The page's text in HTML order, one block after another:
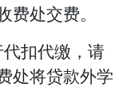
费处交费。
扣代缴，请
处将贷款外学